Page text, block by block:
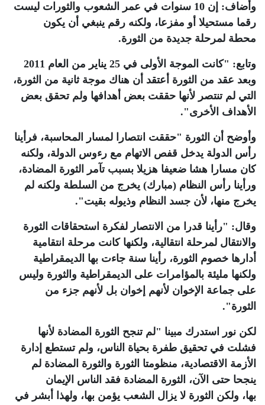
وأضاف: إن 10 سنوات في عمر الشعوب والثورات ليست
رقما مستحيلا أو مفزعا، ولكنه رقم ينبغي أن يكون
محطة لمرحلة جديدة من الثورة.
وتابع: "كانت الموجة الأولى في 25 يناير من العام 2011
وبعد عقد من الثورة أعتقد أن هناك موجة ثانية من الثورة،
التي لم تنتصر لأنها حققت بعض أهدافها ولم تحقق بعض
الأهداف الأخرى".
وأوضح أن الثورة "حققت انتصارا لمسار المحاسبة، فرأينا
رأس الدولة يدخل قفص الاتهام مع رءوس الدولة، ولكنه
كان مسارا هشا ضعيفا هزيلا بسبب تآمر الثورة المضادة،
ورأينا رأس النظام (مبارك) يخرج من السلطة ولكنه لم
يخرج منها، لأن جسد النظام وذيوله بقيت".
وقال: "رأينا قدرا من الانتصار لفكرة استحقاقات الثورة
والانتقال لمرحلة انتقالية، ولكنها كانت مرحلة انتقامية
أدارها خصوم الثورة، رأينا سنة جاءت بها الديمقراطية
ولكنها مليئة بالمؤامرات على الديمقراطية والثورة وليس
على جماعة الإخوان لأنهم إخوان بل لأنهم جزء من
الثورة".
لكن نور استدرك مبينا "لم تنجح الثورة المضادة لأنها
فشلت في تحقيق طفرة بحياة الناس، ولم تستطع إدارة
الأزمة الاقتصادية، منظومتا الثورة والثورة المضادة لم
ينجحا حتى الآن، الثورة المضادة فقد الناس الإيمان
بها، ولكن الثورة لا يزال الشعب يؤمن بها، ولهذا أبشر في